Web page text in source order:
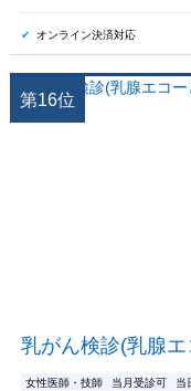
オンライン決済対応
第16位
乳がん検診(乳腺
女性医師・技師 当月受診可 当